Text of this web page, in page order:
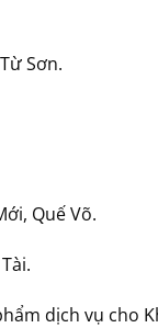
Sơn.
Quế Võ.
dịch vụ cho